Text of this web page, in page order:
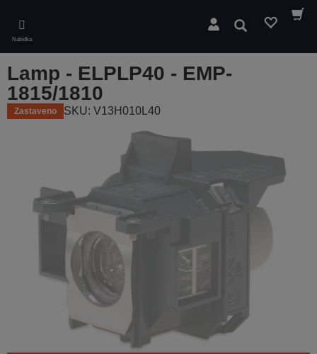
main
content
Nabídka
Hledat
Lamp - ELPLP40 - EMP-
1815/1810
Zastaveno SKU: V13H010L40